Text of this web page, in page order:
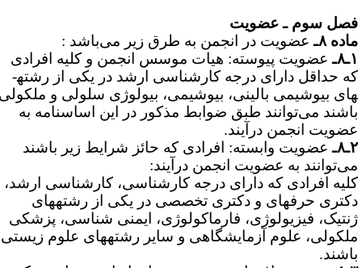
سوم ـ عضویت
۸ـ
عضویت در انجمن به طرق زیر می‌‌باشد :
عضویت پیوسته: هیات موسس انجمن و کلیه افرادی
حداقل دارای درجه کارشناسی ارشد در یکی از رشته­
بیوشیمی بالینی، بیوشیمی، بیولوژی سلولی و ملکولی
می‌توانند طبق ضوابط مذکور در این اساسنامه به
انجمن درآیند.
عضویت وابسته: افرادی که حائز شرایط زیر باشند
به عضویت انجمن درآیند:
افرادیکه دارای درجه کارشناسی، کارشناسی ارشد،
حرفه­ای و دکتری تخصصی در یکی از رشته­های
فیزیولوژی، فارماکولوژی، ایمنی شناسی، پزشکی
علوم آزمایشگاهی و سایر رشته­های علوم زیستی